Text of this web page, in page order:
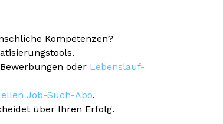
Kompetenzen?
oder Lebenslauf-
Job-Such-Abo.
über Ihren Erfolg.